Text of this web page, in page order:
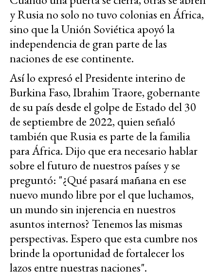
y Rusia no solo no tuvo colonias en África,
sino que la Unión Soviética apoyó la
independencia de gran parte de las
naciones de ese continente.
Así lo expresó el Presidente interino de
Burkina Faso, Ibrahim Traore, gobernante
de su país desde el golpe de Estado del 30
de septiembre de 2022, quien señaló
también que Rusia es parte de la familia
para África. Dijo que era necesario hablar
sobre el futuro de nuestros países y se
preguntó: "¿Qué pasará mañana en ese
nuevo mundo libre por el que luchamos,
un mundo sin injerencia en nuestros
asuntos internos? Tenemos las mismas
perspectivas. Espero que esta cumbre nos
brinde la oportunidad de fortalecer los
lazos entre nuestras naciones".